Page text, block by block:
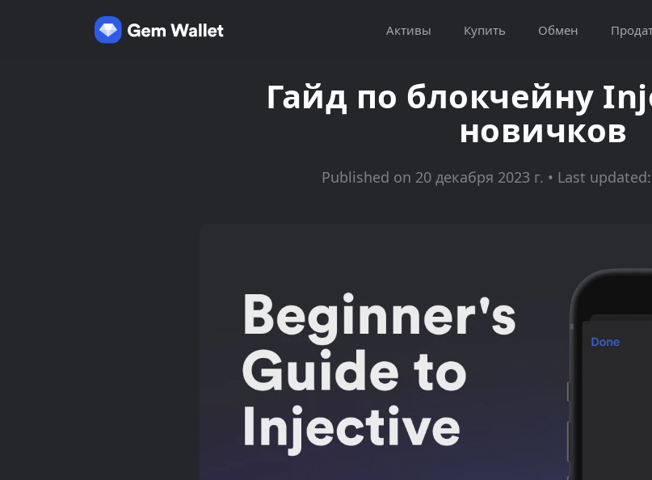
Активы Купить Обмен
Гайд по блокчейну
новичков
Published on 20 декабря 2023 г. • Last